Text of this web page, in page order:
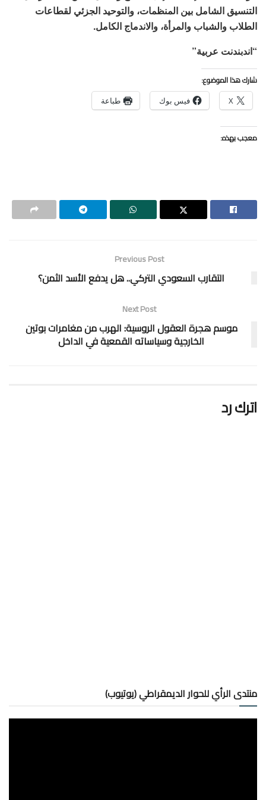
التنسيق الشامل بين المنظمات، والتوحيد الجزئي لقطاعات
الطلاب والشباب والمرأة، والاندماج الكامل.
“اندبندنت عربية”
شارك هذا الموضوع:
X فيس بوك طباعة
معجب بهذه:
Previous Post
التقارب السعودي التركي.. هل يدفع الأسد الثمن؟
Next Post
موسم هجرة العقول الروسية: الهرب من مغامرات بوتين
الخارجية وسياساته القمعية في الداخل
اترك رد
منتدى الرأي للحوار الديمقراطي (يوتيوب)